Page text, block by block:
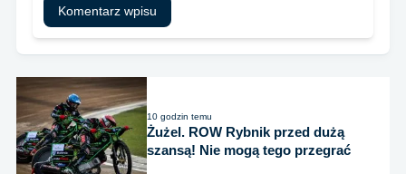
10 godzin temu
Żużel. ROW Rybnik przed dużą
szansą! Nie mogą tego przegrać